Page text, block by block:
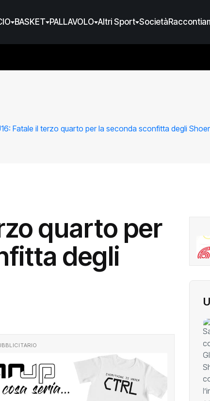
BASKET PALLAVOLO Altri Sport Società
Fatale il terzo quarto per la seconda sconfitta degli
quarto per
degli